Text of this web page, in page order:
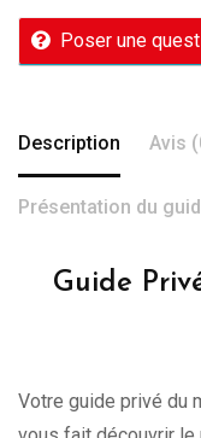
Poser une
Description Avis
Présentation du
Guide
Votre guide privé du